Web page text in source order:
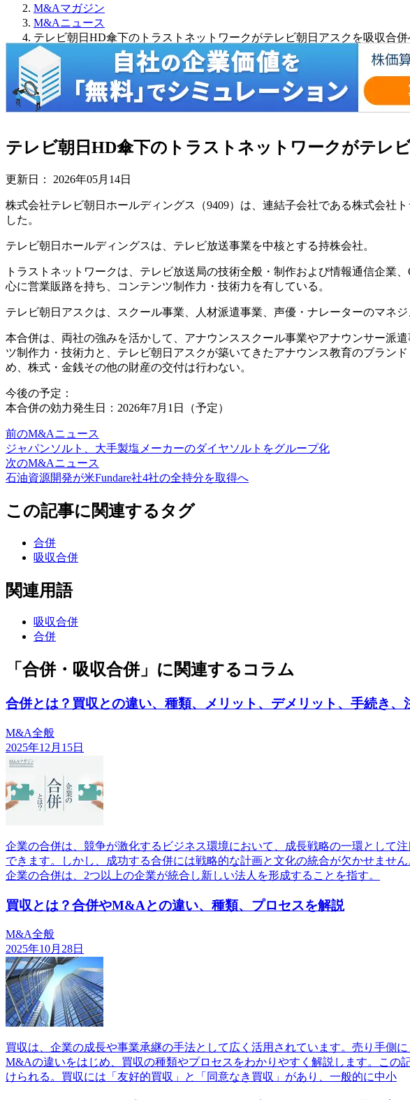
M&Aマガジン
M&Aニュース
テレビ朝日HD傘下のトラストネットワークがテレビ朝日アスクを吸収合併
テレビ朝日HD傘下のトラストネットワークがテレ
更新日： 2026年05月14日
株式会社テレビ朝日ホールディングス（9409）は、連結子会社である株式会社
した。
テレビ朝日ホールディングスは、テレビ放送事業を中核とする持株会社。
トラストネットワークは、テレビ放送局の技術全般・制作および情報通信企
心に営業販路を持ち、コンテンツ制作力・技術力を有している。
テレビ朝日アスクは、スクール事業、人材派遣事業、声優・ナレーターのマネ
本合併は、両社の強みを活かして、アナウンススクール事業やアナウンサー派
ツ制作力・技術力と、テレビ朝日アスクが築いてきたアナウンス教育のブラン
め、株式・金銭その他の財産の交付は行わない。
今後の予定：
本合併の効力発生日：2026年7月1日（予定）
前のM&Aニュース
ジャパンソルト、大手製塩メーカーのダイヤソルトをグループ化
次のM&Aニュース
石油資源開発が米Fundare社4社の全持分を取得へ
この記事に関連するタグ
合併
吸収合併
関連用語
吸収合併
合併
「合併・吸収合併」に関連するコラム
合併とは？買収との違い、種類、メリット、デメリット、手続き、
M&A全般
2025年12月15日
企業の合併は、競争が激化するビジネス環境において、成長戦略の一環として
できます。しかし、成功する合併には戦略的な計画と文化の統合が欠かせませ
企業の合併は、2つ以上の企業が統合し新しい法人を形成することを指す。
買収とは？合併やM&Aとの違い、種類、プロセスを解説
M&A全般
2025年10月28日
買収は、企業の成長や事業承継の手法として広く活用されています。売り手側
M&Aの違いをはじめ、買収の種類やプロセスをわかりやすく解説します。こ
けられる。買収には「友好的買収」と「同意なき買収」があり、一般的に中小